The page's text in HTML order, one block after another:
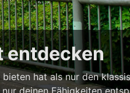
entdecken
hat als nur den